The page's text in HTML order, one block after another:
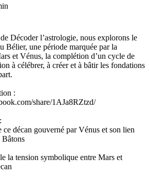
Décoder l’astrologie, nous explorons le
Bélier, une période marquée par la
et Vénus, la complétion d’un cycle de
à célébrer, à créer et à bâtir les fondations
:
share/1AJa8RZtzd/
ce décan gouverné par Vénus et son lien
Bâtons
la tension symbolique entre Mars et